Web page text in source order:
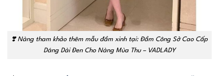
❣️Nàng tham khảo thêm mẫu đầm xinh tại: Đầm Công Sở Cao Cấp
Dáng Dài Đen Cho Nàng Mùa Thu – VADLADY